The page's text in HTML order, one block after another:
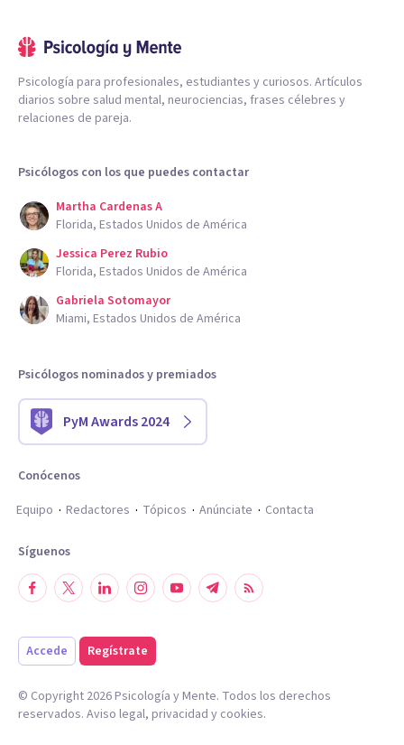
Psicología para profesionales, estudiantes y curiosos. Artículos
diarios sobre salud mental, neurociencias, frases célebres y
relaciones de pareja.
Psicólogos con los que puedes contactar
Martha Cardenas A
Florida, Estados Unidos de América
Jessica Perez Rubio
Florida, Estados Unidos de América
Gabriela Sotomayor
Miami, Estados Unidos de América
Psicólogos nominados y premiados
PyM Awards 2024
Conócenos
Equipo
Redactores Tópicos Anúnciate Contacta
Síguenos
Accede Regístrate
© Copyright 2026Psicología y Mente. Todos los derechos
reservados. Aviso legal, privacidad y cookies.